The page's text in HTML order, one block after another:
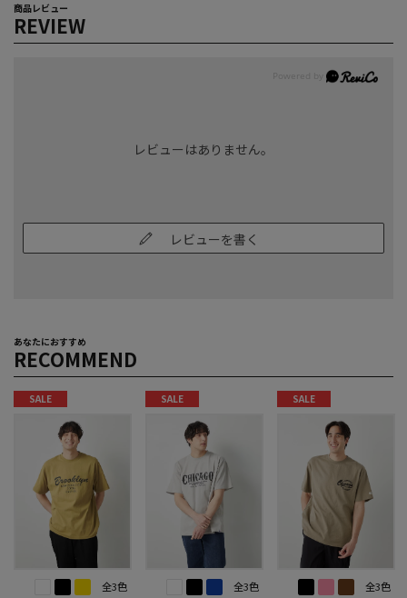
商品レビュー
REVIEW
レビューはありません。
レビューを書く
あなたにおすすめ
RECOMMEND
SALE
全3色
SALE
全3色
SALE
全3色